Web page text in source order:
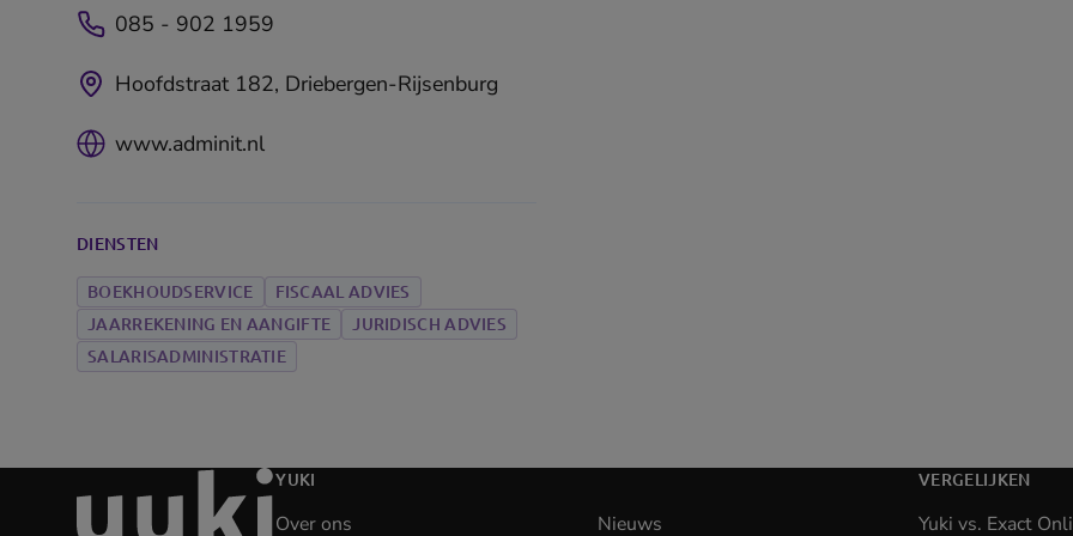
085 - 902 1959
Hoofdstraat 182, Driebergen-Rijsenburg
www.adminit.nl
DIENSTEN
BOEKHOUDSERVICE
FISCAAL ADVIES
JAARREKENING EN AANGIFTE
JURIDISCH ADVIES
SALARISADMINISTRATIE
YUKI
Over ons Nieuws
VERGELIJKEN
Yuki vs. Exact